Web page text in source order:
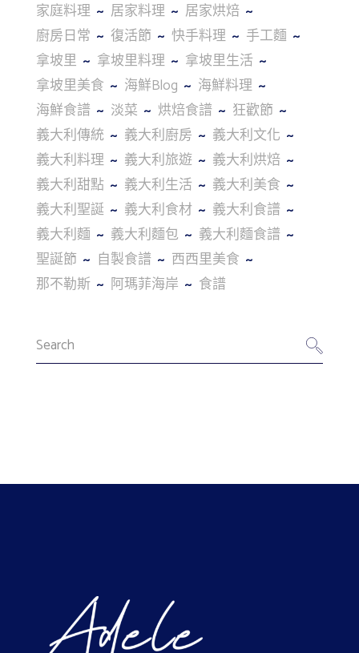
家庭料理
居家料理
居家烘焙
廚房日常
復活節 快手料理
手工麵
拿坡里
拿坡里料理
拿坡里生活
拿坡里美食
海鮮Blog
海鮮料理
海鮮食譜
淡菜 烘焙食譜
狂歡節
義大利傳統
義大利廚房
義大利文化
義大利料理
義大利旅遊
義大利烘焙
義大利甜點
義大利生活
義大利美食
義大利聖誕
義大利食材
義大利食譜
義大利麵
義大利麵包
義大利麵食譜
聖誕節
自製食譜
西西里美食
那不勒斯
阿瑪菲海岸 食譜
Search
for: